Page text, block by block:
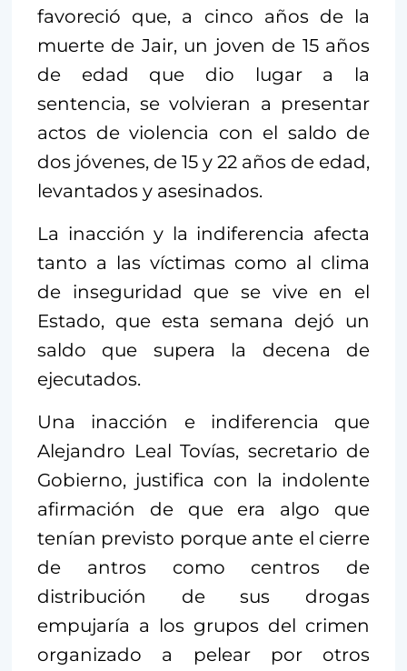
favoreció que, a cinco años de la
muerte de Jair, un joven de 15 años
de edad que dio lugar a la
sentencia, se volvieran a presentar
actos de violencia con el saldo de
dos jóvenes, de 15 y 22 años de edad,
levantados y asesinados.
La inacción y la indiferencia afecta
tanto a las víctimas como al clima
de inseguridad que se vive en el
Estado, que esta semana dejó un
saldo que supera la decena de
ejecutados.
Una inacción e indiferencia que
Alejandro Leal Tovías, secretario de
Gobierno, justifica con la indolente
afirmación de que era algo que
tenían previsto porque ante el cierre
de antros como centros de
distribución de sus drogas
empujaría a los grupos del crimen
organizado a pelear por otros